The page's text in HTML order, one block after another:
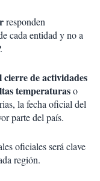
responden
cada entidad y no a
cierre de actividades
temperaturaso
la fecha oficial del
parte del país.
oficiales será clave
región.